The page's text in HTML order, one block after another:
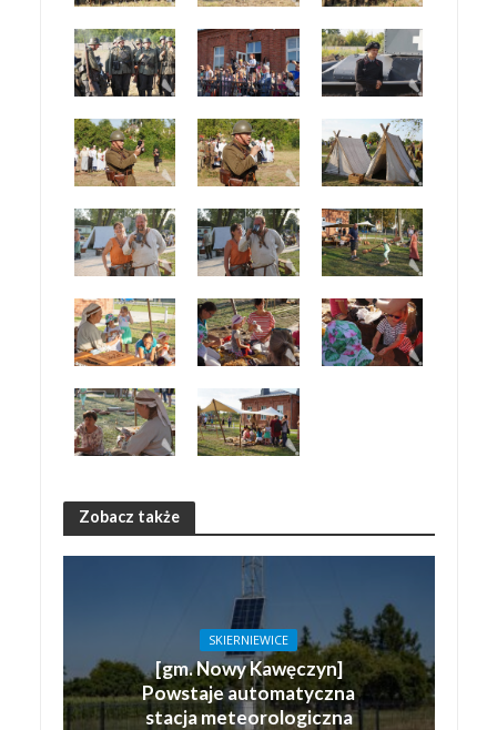
Zobacz także
SKIERNIEWICE
[gm. Nowy Kawęczyn]
Powstaje automatyczna
stacja meteorologiczna